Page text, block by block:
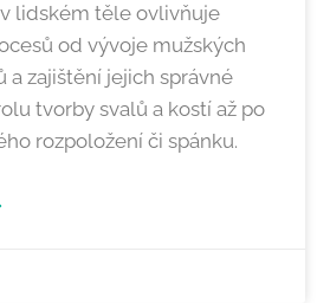
lidském těle ovlivňuje
od vývoje mužských
a zajištění jejich správné
tvorby svalů a kostí až po
rozpoložení či spánku.